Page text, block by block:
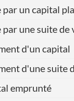
par un capital
une suite
d'un capital
d'une suite
emprunté